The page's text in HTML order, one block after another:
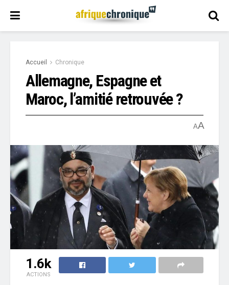
Accueil Chronique
Allemagne, Espagne et
Maroc, l’amitié retrouvée ?
AA
1.6k
ACTIONS